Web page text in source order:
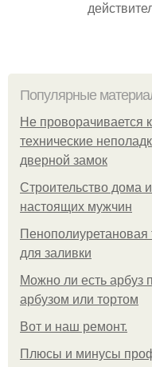
Популярные
Не проворачивается
технические
дверной замок
Строительство дома
настоящих мужчин
для заливки
Можно ли есть арбуз
арбузом или тортом
Boт и наш ремoнт.
Плюсы и минусы